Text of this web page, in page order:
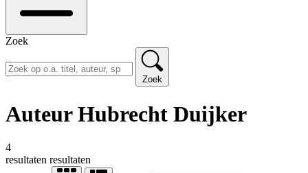
Zoek
Zoek
Auteur Hubrecht Duijker
4
resultaten resultaten